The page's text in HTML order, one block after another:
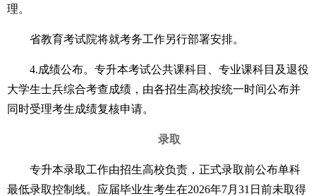
理。
省教育考试院将就考务工作另行部署安排。
4.成绩公布。专升本考试公共课科目、专业课科目及退役
大学生士兵综合考查成绩，由各招生高校按统一时间公布并
同时受理考生成绩复核申请。
录取
专升本录取工作由招生高校负责，正式录取前公布单科
最低录取控制线。应届毕业生考生在2026年7月31日前未取得